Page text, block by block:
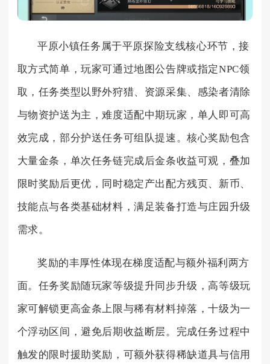
平原小镇任务属于平原探险支线核心环节，接
取方式简单，玩家可通过地图公告牌或指定NPC领
取，任务类型以野外狩猎、资源采集、感染者清除
与物资护送为主，难度适配中期玩家，单人即可高
效完成，部分护送任务可组队提速。核心奖励包含
大量金条，单次任务链完成后金条收益可观，叠加
限时奖励后更优，同时稳定产出配方残页、新币、
技能点与各类基础材料，满足装备打造与庄园升级
需求。
奖励的丰厚性体现在梯度适配与额外福利两方
面。任务奖励随玩家等级提升同步升级，高等级玩
家可解锁更高金条上限与稀有材料掉落，十级为一
个浮动区间，避免后期收益断层。完成任务过程中
触发的限时援助奖励，可额外获得稀缺道具与信用